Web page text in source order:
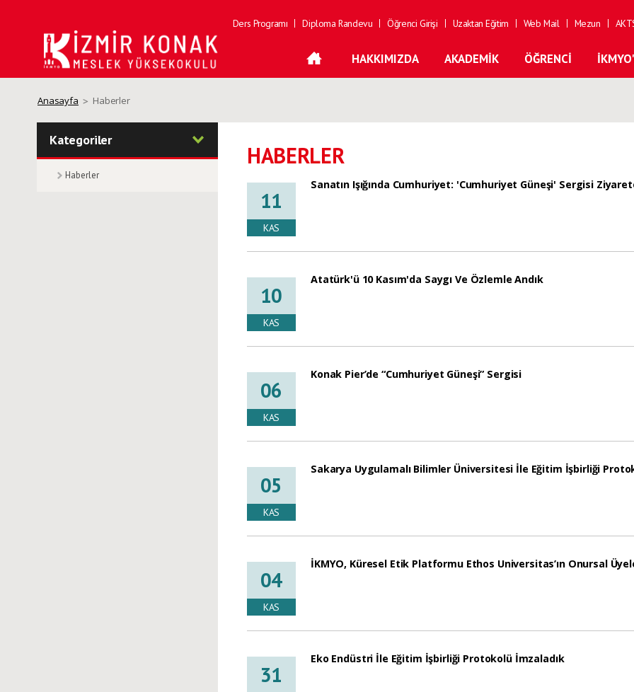
Ders Programı Diploma Randevu Öğrenci Girişi Uzaktan Eğitim Web Mail Mezun
HAKKIMIZDA AKADEMIK ÖĞRENCI
Anasayfa Haberler
Kategoriler
Haberler
HABERLER
11
KAS
Sanatın Işığında Cumhuriyet: 'Cumhuriyet Güneşi' Sergisi
10
KAS
Atatürk'ü 10 Kasım'da Saygı Ve Özlemle Andık
06
KAS
Konak Pier’de “Cumhuriyet Güneşi” Sergisi
05
KAS
Sakarya Uygulamalı Bilimler Üniversitesi İle Eğitim İşbirliği
04
KAS
İKMYO, Küresel Etik Platformu Ethos Universitas’ın Onursal
31
Eko Endüstri İle Eğitim İşbirliği Protokolü İmzaladık